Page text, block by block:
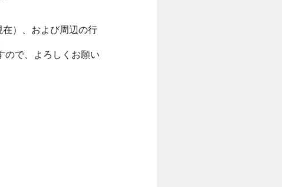
在）、および周辺の行
ので、よろしくお願い